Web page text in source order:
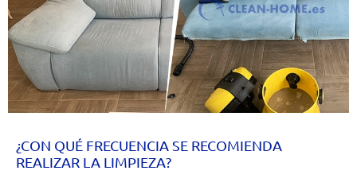
¿CON QUÉ FRECUENCIA SE RECOMIENDA
REALIZAR LA LIMPIEZA?